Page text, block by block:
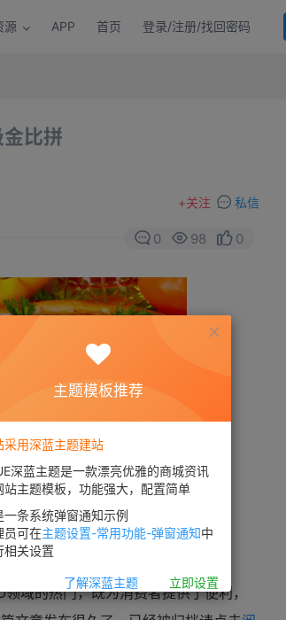
源 APP 首页 登录/注册/找回密码
比拼
+关注 私信
0 98 0
领域的热门，既为消费者提供了便利，
主题模板推荐
采用深蓝主题建站
深蓝主题是一款漂亮优雅的商城资讯
站主题模板，功能强大，配置简单
一条系统弹窗通知示例
员可在主题设置-常用功能-弹窗通知中
相关设置
了解深蓝主题 立即设置